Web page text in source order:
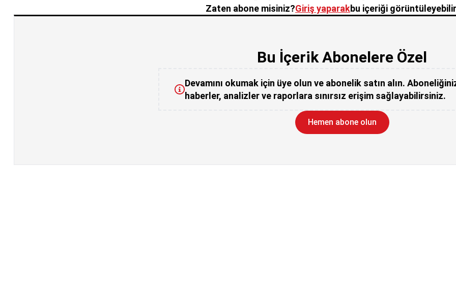
Zaten abone misiniz?Giriş yaparakbu içeriği
Bu İçerik Abonelere Özel
Devamını okumak için üye olun ve abonelik satın alın.
haberler, analizler ve raporlara sınırsız erişim sağlayabilirsiniz.
Hemen abone olun